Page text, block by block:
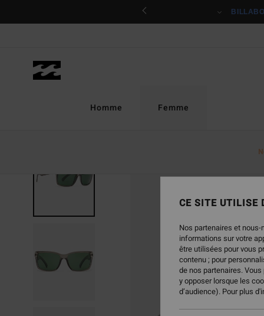
Homme Femme
CE SITE UTILISE
Nos partenaires et
informations sur votre
être utilisées pour vous
contenu ; pour
de nos partenaires.
y opposer lorsque les
d’audience). Pour plus